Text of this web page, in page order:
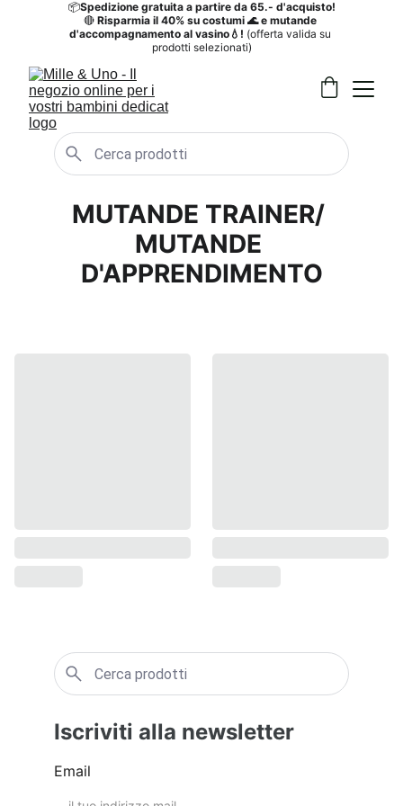
📦Spedizione gratuita a partire da 65.- d'acquisto!
🔴 Risparmia il 40% su costumi 🌊 e mutande
d'accompagnamento al vasino💧! (offerta valida su
prodotti selezionati)
MUTANDE TRAINER/
MUTANDE
D'APPRENDIMENTO
Iscriviti alla newsletter
Email